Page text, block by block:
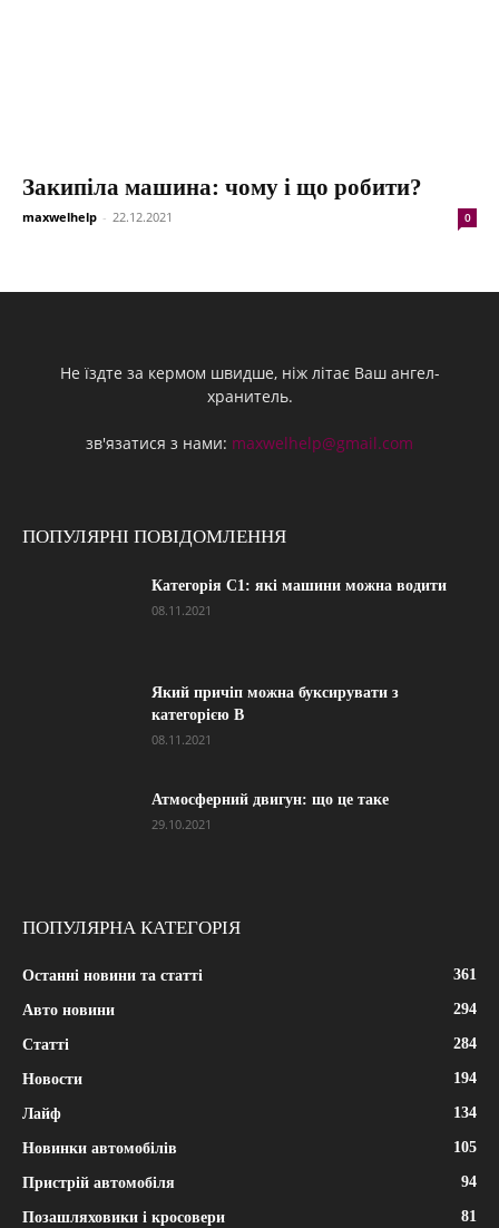
Закипіла машина: чому і що робити?
maxwelhelp - 22.12.2021 0
Не їздте за кермом швидше, ніж літає Ваш ангел-
хранитель.
зв'язатися з нами: maxwelhelp@gmail.com
ПОПУЛЯРНІ ПОВІДОМЛЕННЯ
Категорія С1: які машини можна водити
08.11.2021
Який причіп можна буксирувати з
категорією В
08.11.2021
Атмосферний двигун: що це таке
29.10.2021
ПОПУЛЯРНА КАТЕГОРІЯ
Останні новини та статті 361
Авто новини 294
Статті 284
Новости 194
Лайф 134
Новинки автомобілів 105
Пристрій автомобіля 94
Позашляховики і кросовери 81